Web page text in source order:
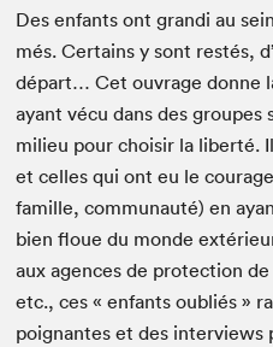
Des enfants ont gran­di au
més. Cer­tains y sont restés,
départ… Cet ouvrage donne
ayant vécu dans des
milieu pour choisir la lib­erté.
et celles qui ont eu le
famille, com­mu­nauté) en
bien floue du monde
aux agences de pro­tec­tion
etc., ces « enfants oubliés »
poignantes et des inter­views